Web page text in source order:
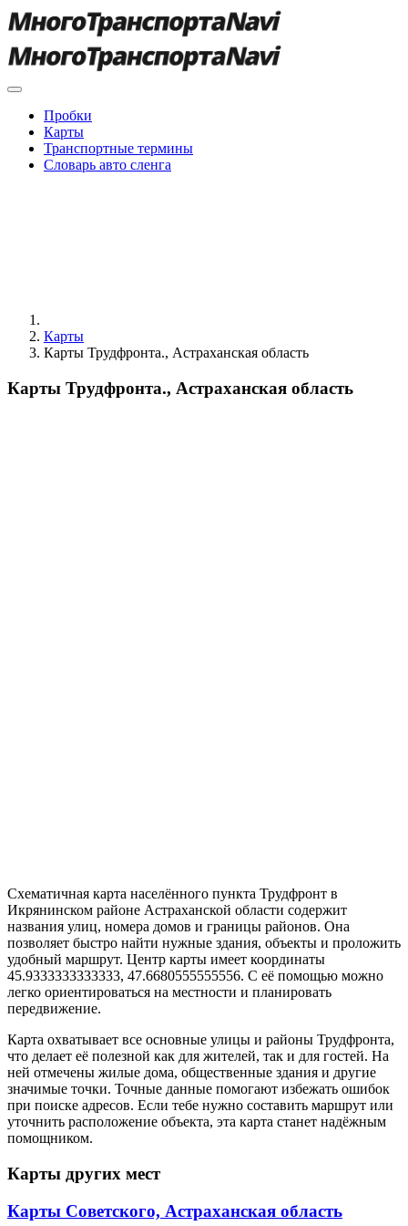
Пробки
Карты
Транспортные термины
Словарь авто сленга
Карты
Карты Трудфронта., Астраханская область
Карты Трудфронта., Астраханская область
Схематичная карта населённого пункта Трудфронт в
Икрянинском районе Астраханской области содержит
названия улиц, номера домов и границы районов. Она
позволяет быстро найти нужные здания, объекты и проложить
удобный маршрут. Центр карты имеет координаты
45.9333333333333, 47.6680555555556. С её помощью можно
легко ориентироваться на местности и планировать
передвижение.
Карта охватывает все основные улицы и районы Трудфронта,
что делает её полезной как для жителей, так и для гостей. На
ней отмечены жилые дома, общественные здания и другие
значимые точки. Точные данные помогают избежать ошибок
при поиске адресов. Если тебе нужно составить маршрут или
уточнить расположение объекта, эта карта станет надёжным
помощником.
Карты других мест
Карты Советского, Астраханская область